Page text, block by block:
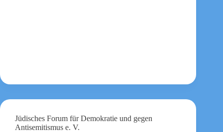
Jüdisches Forum für Demokratie und gegen
Antisemitismus e. V.